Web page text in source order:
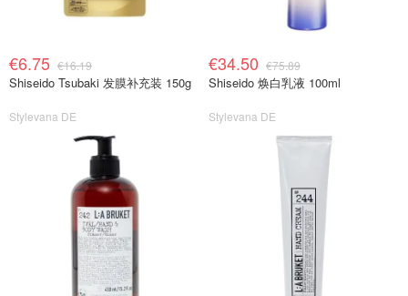
€6.75 €16.19
Shiseido Tsubaki 发膜补充装 150g
Stylevana DE
€34.50 €75.89
Shiseido 焕白乳液 100ml
Stylevana DE